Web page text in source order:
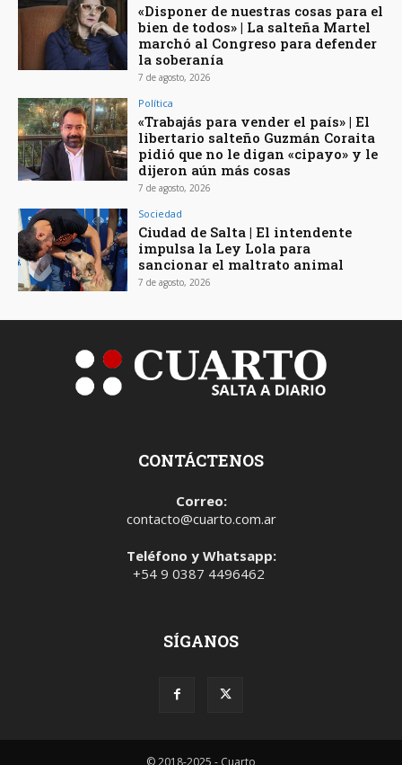
«Disponer de nuestras cosas para el
bien de todos» | La salteña Martel
marchó al Congreso para defender
la soberanía
7 de agosto, 2026
Política
«Trabajás para vender el país» | El
libertario salteño Guzmán Coraita
pidió que no le digan «cipayo» y le
dijeron aún más cosas
7 de agosto, 2026
Sociedad
Ciudad de Salta | El intendente
impulsa la Ley Lola para
sancionar el maltrato animal
7 de agosto, 2026
CONTÁCTENOS
Correo:
contacto@cuarto.com.ar
Teléfono y Whatsapp:
+54 9 0387 4496462
SÍGANOS